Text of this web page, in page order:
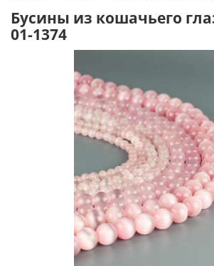
Бусины из кошачьего
01-1374